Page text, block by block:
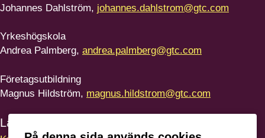
Johannes Dahlström, johannes.dahlstrom@gtc.com
Yrkeshögskola
Andrea Palmberg, andrea.palmberg@gtc.com
Företagsutbildning
Magnus Hildström, magnus.hildstrom@gtc.com
Länkar